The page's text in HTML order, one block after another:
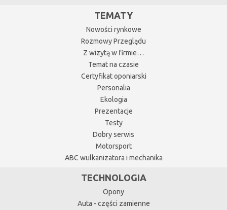
TEMATY
Nowości rynkowe
Rozmowy Przeglądu
Z wizytą w firmie…
Temat na czasie
Certyfikat oponiarski
Personalia
Ekologia
Prezentacje
Testy
Dobry serwis
Motorsport
ABC wulkanizatora i mechanika
TECHNOLOGIA
Opony
Auta - części zamienne